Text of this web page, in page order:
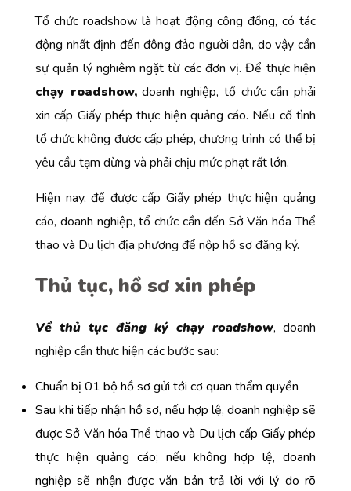
Tổ chức roadshow là hoạt động cộng đồng, có tác
động nhất định đến đông đảo người dân, do vậy cần
sự quản lý nghiêm ngặt từ các đơn vị. Để thực hiện
chạy roadshow,doanh nghiệp, tổ chức cần phải
xin cấp Giấy phép thực hiện quảng cáo. Nếu cố tình
tổ chức không được cấp phép, chương trình có thể bị
yêu cầu tạm dừng và phải chịu mức phạt rất lớn.
Hiện nay, để được cấp Giấy phép thực hiện quảng
cáo, doanh nghiệp, tổ chức cần đến Sở Văn hóa Thể
thao và Du lịch địa phương để nộp hồ sơ đăng ký.
Thủ tục, hồ sơ xin phép
Về thủ tục đăng ký chạy roadshow, doanh
nghiệp cần thực hiện các bước sau:
Chuẩn bị 01 bộ hồ sơ gửi tới cơ quan thẩm quyền
Sau khi tiếp nhận hồ sơ, nếu hợp lệ, doanh nghiệp sẽ
được Sở Văn hóa Thể thao và Du lịch cấp Giấy phép
thực hiện quảng cáo; nếu không hợp lệ, doanh
nghiệp sẽ nhận được văn bản trả lời với lý do rõ